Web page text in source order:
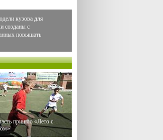
кузова для
созданы с
повышать
пришло «Лето с